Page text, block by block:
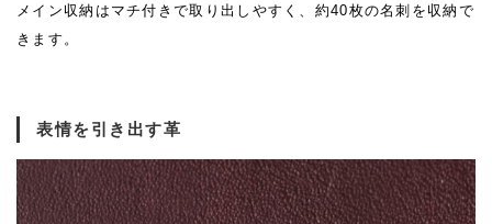
メイン収納はマチ付きで取り出しやすく、約40枚の名刺を収納で
きます。
表情を引き出す革